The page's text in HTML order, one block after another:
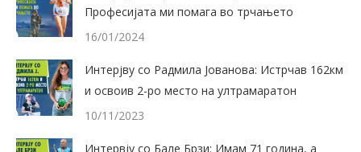
Професијата ми помага во трчањето
16/01/2024
Интерјву со Радмила Јованова: Истрчав 162км
и освоив 2-ро место на ултрамаратон
10/11/2023
Интервју со Бале Брзи: Имам 71 година, а